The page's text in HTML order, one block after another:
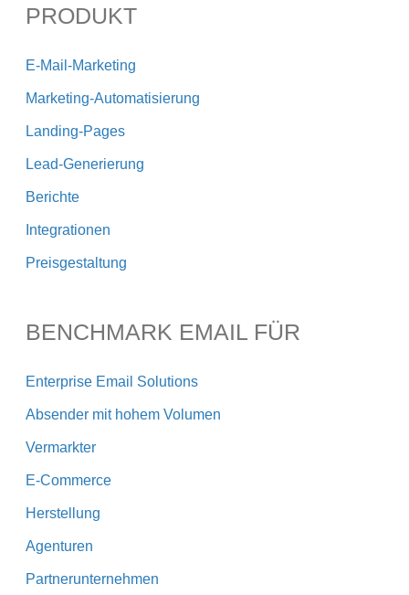
PRODUKT
E-Mail-Marketing
Marketing-Automatisierung
Landing-Pages
Lead-Generierung
Berichte
Integrationen
Preisgestaltung
BENCHMARK EMAIL FÜR
Enterprise Email Solutions
Absender mit hohem Volumen
Vermarkter
E-Commerce
Herstellung
Agenturen
Partnerunternehmen